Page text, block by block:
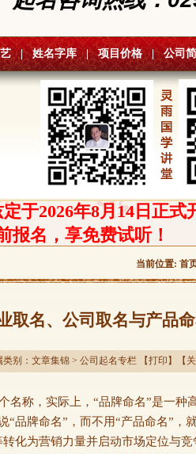
| 姓名字库 | 项目价格 公司
于2026年8月14日正式
报名，享免费试听！
当前位置: 首
名、公司取名与产品命
别： 文章集锦 > 公司起名专栏 【打印 】【
称，实际上，“品牌命名”是一种
品牌命名”，而不用“产品命名”，
化为营销力量并启动市场定位与竞